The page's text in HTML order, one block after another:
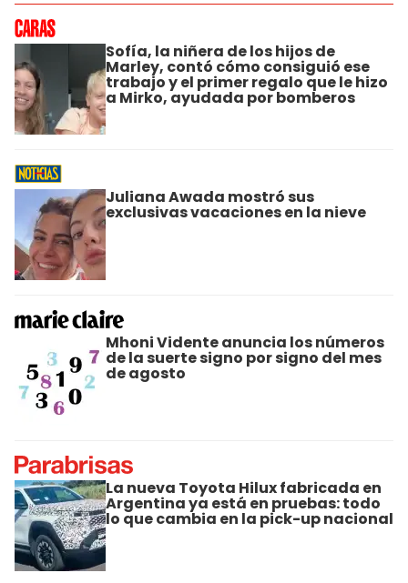
Sofía, la niñera de los hijos de
Marley, contó cómo consiguió ese
trabajo y el primer regalo que le hizo
a Mirko, ayudada por bomberos
Juliana Awada mostró sus
exclusivas vacaciones en la nieve
Mhoni Vidente anuncia los números
de la suerte signo por signo del mes
de agosto
La nueva Toyota Hilux fabricada en
Argentina ya está en pruebas: todo
lo que cambia en la pick-up nacional